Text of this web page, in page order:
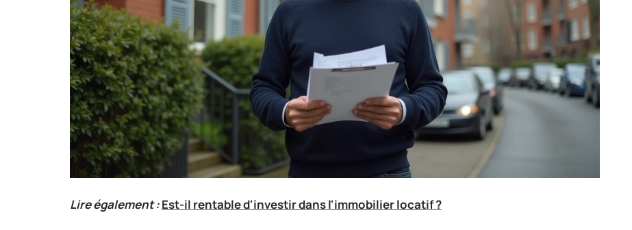
Lire également :Est-il rentable d'investir dans l'immobilier locatif ?